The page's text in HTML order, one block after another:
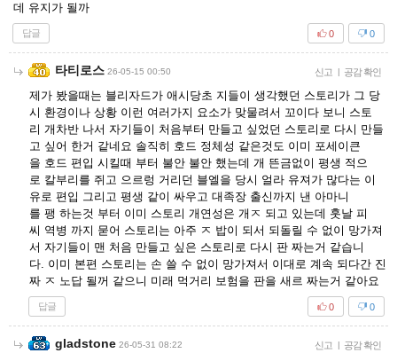
데 유지가 될까
답글 0
0
타티로스 26-05-15 00:50 신고 | 공감 확인
제가 봤을때는 블리자드가 애시당초 지들이 생각했던 스토리가 그 당
시 환경이나 상황 이런 여러가지 요소가 맞물려서 꼬이다 보니 스토
리 개차반 나서 자기들이 처음부터 만들고 싶었던 스토리로 다시 만들
고 싶어 한거 같네요 솔직히 호드 정체성 같은것도 이미 포세이큰
을 호드 편입 시킬때 부터 불안 불안 했는데 개 뜬금없이 평생 적으
로 칼부리를 쥐고 으르렁 거리던 블엘을 당시 얼라 유져가 많다는 이
유로 편입 그리고 평생 같이 싸우고 대족장 출신까지 낸 아마니
를 팽 하는것 부터 이미 스토리 개연성은 개ㅈ 되고 있는데 훗날 피
씨 역병 까지 묻어 스토리는 아주 ㅈ 밥이 되서 되돌릴 수 없이 망가져
서 자기들이 맨 처음 만들고 싶은 스토리로 다시 판 짜는거 같습니
다. 이미 본편 스토리는 손 쓸 수 없이 망가져서 이대로 계속 되다간 진
짜 ㅈ 노답 될꺼 같으니 미래 먹거리 보험을 판을 새르 짜는거 같아요
답글 0
0
gladstone 26-05-31 08:22 신고 | 공감 확인